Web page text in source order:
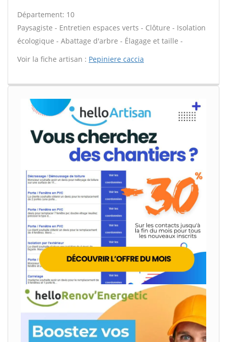
Département: 10
Paysagiste - Entretien espaces verts - Clôture - Isolation
écologique - Abattage d'arbre - Élagage et taille -
Voir la fiche artisan : Pepiniere caccia